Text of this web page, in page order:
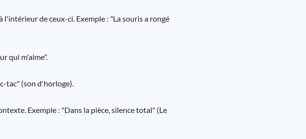
de ceux-ci. Exemple : "La souris a rongé
qui m'aime".
tac" (son d'horloge).
Exemple : "Dans la pièce, silence total" (Le